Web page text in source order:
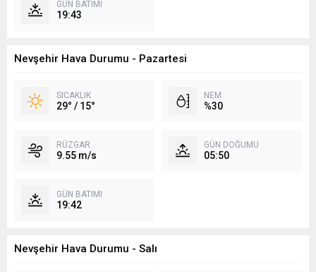
GÜN BATIMI
19:43
Nevşehir Hava Durumu - Pazartesi
SICAKLIK
29° / 15°
NEM
%30
RÜZGAR
9.55 m/s
GÜN DOĞUMU
05:50
GÜN BATIMI
19:42
Nevşehir Hava Durumu - Salı